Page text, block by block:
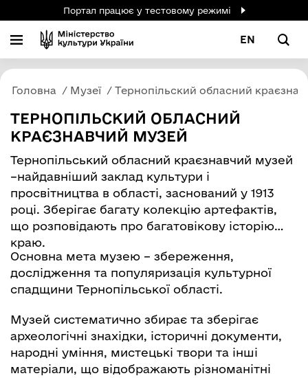
Портал працює у тестовому режимі
EN
Головна Музеї Тернопільский обласний
ТЕРНОПІЛЬСКИЙ ОБЛАСНИЙ
КРАЄЗНАВЧИЙ МУЗЕЙ
Тернопільський обласний краєзнавчий музей
–найдавніший заклад культури і
просвітництва в області, заснований у 1913
році. Зберігає багату колекцію артефактів,
що розповідають про багатовікову історію
краю.
Основна мета музею – збереження,
дослідження та популяризація культурної
спадщини Тернопільської області.
Музей систематично збирає та зберігає
археологічні знахідки, історичні документи,
народні уміння, мистецькі твори та інші
матеріали, що відображають різноманітні